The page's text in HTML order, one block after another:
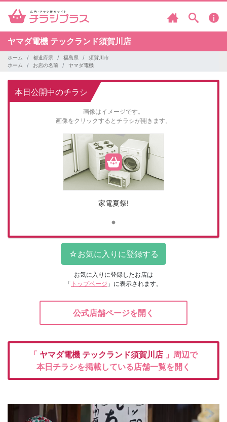
ヤマダ電機 テックランド須賀川店
ホーム 都道府県 福島県
須賀川市
ホーム
お店の名前 ヤマダ電機
本日公開中のチラシ
画像はイメージです。
画像をクリックするとチラシが開きます。
家電夏祭!
お気に入りに登録したお店は
「 トップページ 」に表示されます。
公式店舗ページを開く
「 ヤマダ電機 テックランド須賀川店 」周辺で
本日チラシを掲載している店舗一覧を開く